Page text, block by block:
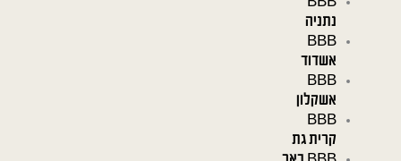
נתניה
BBB
אשדוד
BBB
אשקלון
BBB
קרית גת